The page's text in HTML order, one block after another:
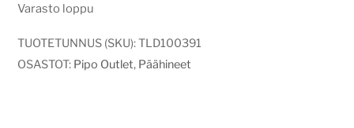
Varasto loppu
TUOTETUNNUS (SKU):TLD100391
OSASTOT: Pipo Outlet, Päähineet